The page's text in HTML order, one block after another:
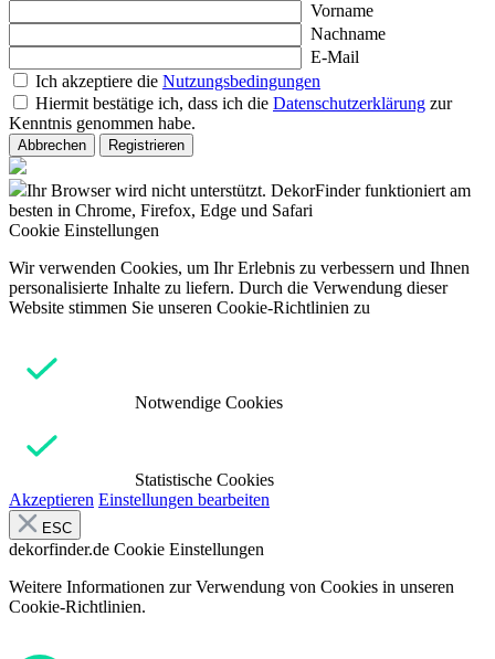
Vorname
Nachname
E-Mail
Ich akzeptiere die Nutzungsbedingungen
Hiermit bestätige ich, dass ich die Datenschutzerklärung zur
Kenntnis genommen habe.
Abbrechen Registrieren
Ihr Browser wird nicht unterstützt. DekorFinder funktioniert am
besten in Chrome, Firefox, Edge und Safari
Cookie Einstellungen
Wir verwenden Cookies, um Ihr Erlebnis zu verbessern und Ihnen
personalisierte Inhalte zu liefern. Durch die Verwendung dieser
Website stimmen Sie unseren Cookie-Richtlinien zu
Notwendige Cookies
Statistische Cookies
Akzeptieren Einstellungen bearbeiten
ESC
dekorfinder.de Cookie Einstellungen
Weitere Informationen zur Verwendung von Cookies in unseren
Cookie-Richtlinien.